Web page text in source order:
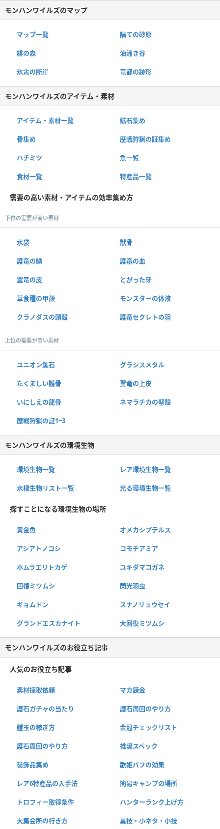
モンハンワイルズのマップ
マップ一覧 隔ての砂原
緋の森 油涌き谷
氷霧の断崖 竜都の跡形
モンハンワイルズのアイテム・素材
アイテム・素材一覧 鉱石集め
骨集め 歴戦狩猟の証集め
ハチミツ 魚一覧
食材一覧 特産品一覧
需要の高い素材・アイテムの効率集め方
下位の需要が高い素材
水袋 獣骨
護竜の鱗 護竜の血
翼竜の皮 とがった牙
草食種の甲殻 モンスターの体液
クラノダスの頭殻 護竜セクレトの羽
上位の需要が高い素材
ユニオン鉱石 グラシスメタル
たくましい護骨 翼竜の上皮
いにしえの龍骨 ネマラチカの堅殻
歴戦狩猟の証1~3
モンハンワイルズの環境生物
環境生物一覧 レア環境生物一覧
水棲生物リスト一覧 光る環境生物一覧
探すことになる環境生物の場所
黄金魚 オメカシプテルス
アシアトノコシ コモチアミア
ホムラエリトカゲ ユキダマコガネ
回復ミツムシ 閃光羽虫
ギョムドン スナノリュウセイ
グランドエスカナイト 大回復ミツムシ
モンハンワイルズのお役立ち記事
人気のお役立ち記事
素材採取依頼 マカ錬金
護石ガチャの当たり 護石周回のやり方
鎧玉の稼ぎ方 金冠チェックリスト
護石周回のやり方 推奨スペック
装飾品集め 歌姫バフの効果
レア6特産品の入手法 簡易キャンプの場所
トロフィー取得条件 ハンターランク上げ方
大集会所の行き方 裏技・小ネタ・小技